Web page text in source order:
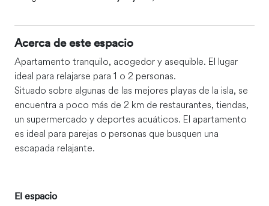
Acerca de este espacio
Apartamento tranquilo, acogedor y asequible. El lugar
ideal para relajarse para 1 o 2 personas.
Situado sobre algunas de las mejores playas de la isla, se
encuentra a poco más de 2 km de restaurantes, tiendas,
un supermercado y deportes acuáticos. El apartamento
es ideal para parejas o personas que busquen una
escapada relajante.
El espacio